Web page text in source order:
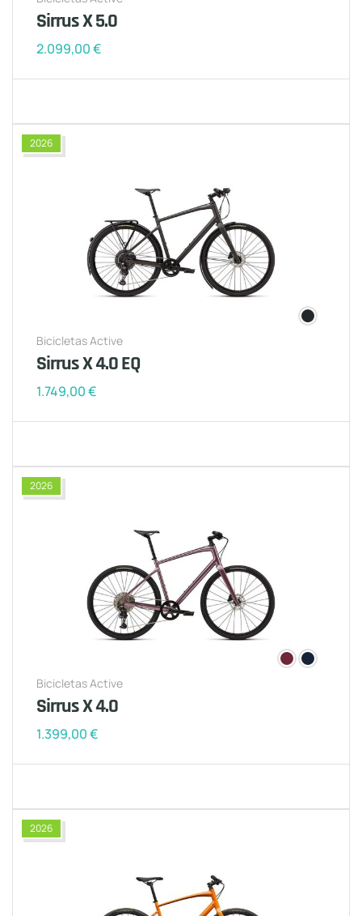
Sirrus X 5.0
2.099,00€
2026
Bicicletas Active
Sirrus X 4.0 EQ
1.749,00€
2026
Bicicletas Active
Sirrus X 4.0
1.399,00€
2026